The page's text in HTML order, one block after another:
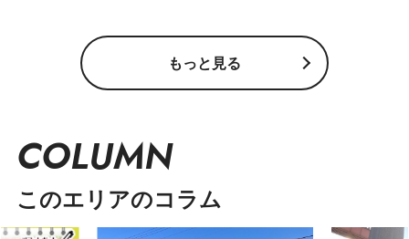
もっと見る
COLUMN
このエリアのコラム